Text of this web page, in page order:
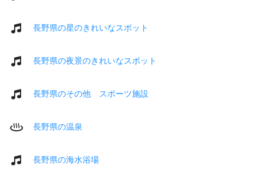
長野県の星のきれいなスポット
長野県の夜景のきれいなスポット
長野県のその他 スポーツ施設
長野県の温泉
長野県の海水浴場